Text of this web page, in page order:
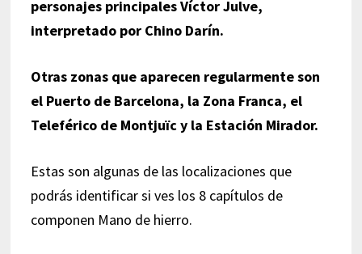
personajes principales Víctor Julve,
interpretado por Chino Darín.
Otras zonas que aparecen regularmente son
el Puerto de Barcelona, la Zona Franca, el
Teleférico de Montjuïc y la Estación Mirador.
Estas son algunas de las localizaciones que
podrás identificar si ves los 8 capítulos de
componen Mano de hierro.